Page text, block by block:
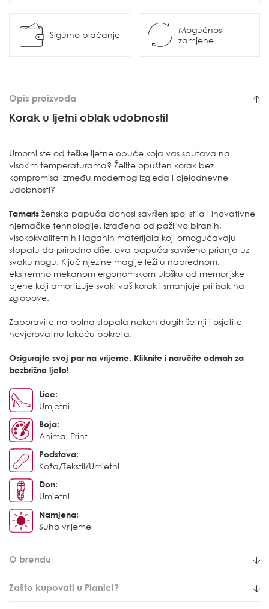
Sigurno plaćanje
Mogućnost
zamjene
Opis proizvoda
Korak u ljetni oblak udobnosti!
Umorni ste od teške ljetne obuće koja vas sputava na
visokim temperaturama? Želite opušten korak bez
kompromisa između modernog izgleda i cjelodnevne
udobnosti?
Tamaris ženska papuča donosi savršen spoj stila i inovativne
njemačke tehnologije. Izrađena od pažljivo biranih,
visokokvalitetnih i laganih materijala koji omogućavaju
stopalu da prirodno diše, ova papuča savršeno prianja uz
svaku nogu. Ključ njezine magije leži u naprednom,
ekstremno mekanom ergonomskom ulošku od memorijske
pjene koji amortizuje svaki vaš korak i smanjuje pritisak na
zglobove.
Zaboravite na bolna stopala nakon dugih šetnji i osjetite
nevjerovatnu lakoću pokreta.
Osigurajte svoj par na vrijeme. Kliknite i naručite odmah za
bezbrižno ljeto!
Lice:
Umjetni
Boja:
Animal Print
Podstava:
Koža/Tekstil/Umjetni
Đon:
Umjetni
Namjena:
Suho vrijeme
O brendu
Zašto kupovati u Planici?